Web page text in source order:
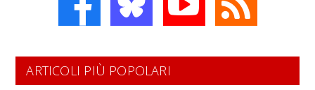
ARTICOLI PIÙ POPOLARI